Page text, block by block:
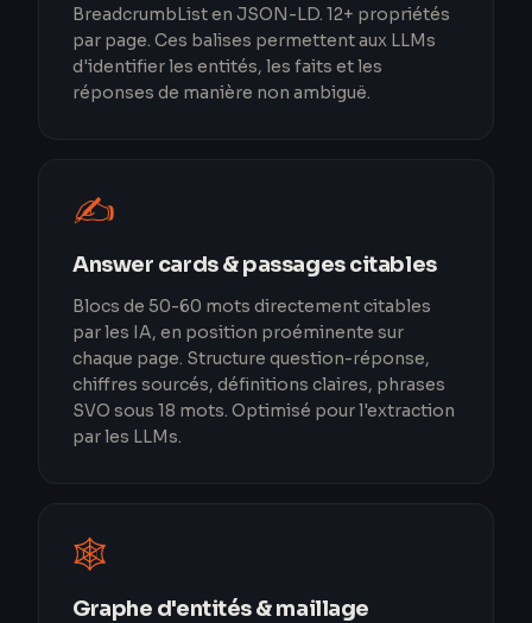
BreadcrumbList en JSON-LD. 12+ propriétés
par page. Ces balises permettent aux LLMs
d'identifier les entités, les faits et les
réponses de manière non ambiguë.
✍️
Answer cards & passages citables
Blocs de 50-60 mots directement citables
par les IA, en position proéminente sur
chaque page. Structure question-réponse,
chiffres sourcés, définitions claires, phrases
SVO sous 18 mots. Optimisé pour l'extraction
par les LLMs.
🕸️
Graphe d'entités & maillage